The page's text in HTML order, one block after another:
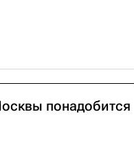
понадобится